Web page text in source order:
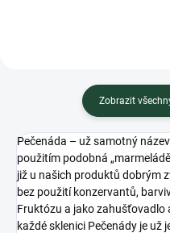
Zobrazit
Pečenáda – už samotný
použitím podobná
již u našich produktů dobrým
bez použití konzervantů,
Fruktózu a jako zahušťovadlo
každé sklenici Pečenády je už